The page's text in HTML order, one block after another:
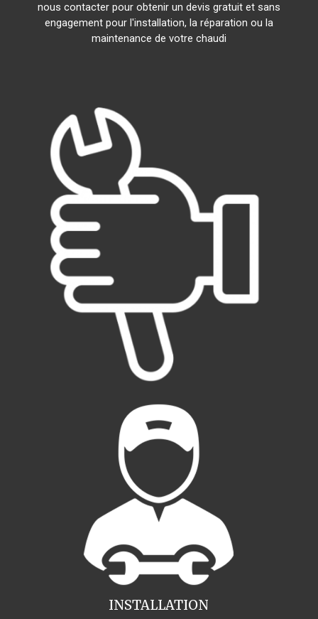
nous contacter pour obtenir un devis gratuit et sans
engagement pour l'installation, la réparation ou la
maintenance de votre chaudi
INSTALLATION